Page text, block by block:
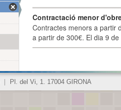
Contractació menor
Contractes menors a partir
a partir de 300€. El dia 9
Pl. del Vi, 1. 17004 GIRONA